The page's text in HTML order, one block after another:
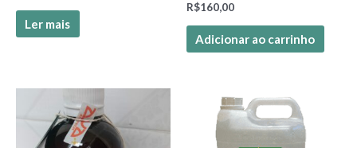
Ler mais
R$160,00
Adicionar ao carrinho
produto
tem